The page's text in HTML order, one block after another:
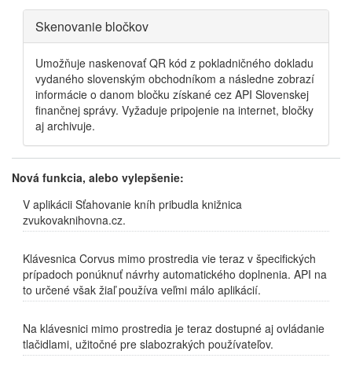
Skryť
Skenovanie bločkov
Umožňuje naskenovať QR kód z pokladničného dokladu
vydaného slovenským obchodníkom a následne zobrazí
informácie o danom bločku získané cez API Slovenskej
finančnej správy. Vyžaduje pripojenie na internet, bločky
aj archivuje.
Nová funkcia, alebo vylepšenie:
V aplikácii Sťahovanie kníh pribudla knižnica
zvukovaknihovna.cz.
Klávesnica Corvus mimo prostredia vie teraz v špecifických
prípadoch ponúknuť návrhy automatického doplnenia. API na
to určené však žiaľ používa veľmi málo aplikácií.
Na klávesnici mimo prostredia je teraz dostupné aj ovládanie
tlačidlami, užitočné pre slabozrakých používateľov.